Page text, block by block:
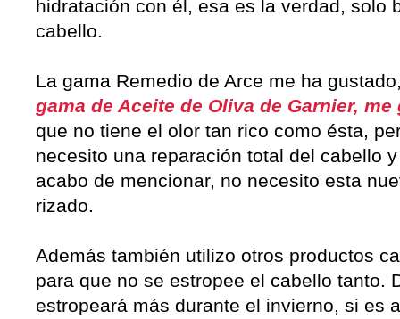
hidratación con él, esa es la verdad, solo
cabello.
La gama Remedio de Arce me ha
gama de Aceite de Oliva de Garnier,
que no tiene el olor tan rico como ésta,
necesito una reparación total del cabello
acabo de mencionar, no necesito esta
rizado.
Además también utilizo otros productos
para que no se estropee el cabello tanto.
estropeará más durante el invierno, si es